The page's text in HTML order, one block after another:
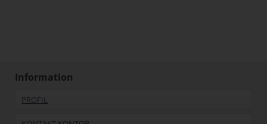
Information
PROFIL